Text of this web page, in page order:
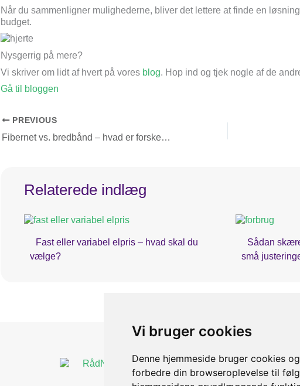
Vi bruger cookies
Denne hjemmeside bruger cookies
forbedre din browseroplevelse til
Når du sammenligner mulighederne, bliver det lettere at finde en
budget.
Nysgerrig på mere?
Vi skriver om lidt af hvert på vores blog. Hop ind og tjek nogle af de
Gå til bloggen
PREVIOUS
Fibernet vs. bredbånd – hvad er forskellen?
Relaterede indlæg
Fast eller variabel elpris – hvad skal du
vælge?
Sådan
små